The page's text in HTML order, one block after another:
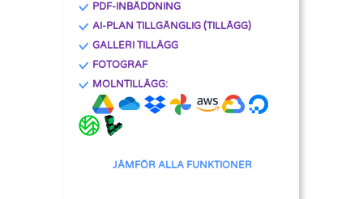
PDF-INBÄDDNING
AI-PLAN TILLGÄNGLIG (TILLÄGG)
GALLERI TILLÄGG
FOTOGRAF
MOLNTILLÄGG:
JÄMFÖR ALLA FUNKTIONER